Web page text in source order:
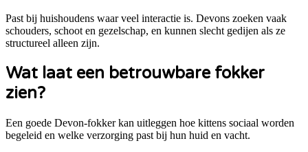
Past bij huishoudens waar veel interactie is. Devons zoeken vaak
schouders, schoot en gezelschap, en kunnen slecht gedijen als ze
structureel alleen zijn.
Wat laat een betrouwbare fokker
zien?
Een goede Devon-fokker kan uitleggen hoe kittens sociaal worden
begeleid en welke verzorging past bij hun huid en vacht.